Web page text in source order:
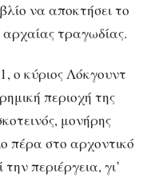
να αποκτήσει το
τραγωδίας.
ο κύριος Λόκγουντ
περιοχή της
μονήρης
πέρα στο αρχοντικό
περιέργεια, γι’